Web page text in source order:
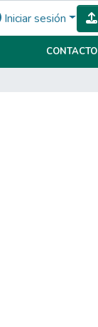
Iniciar sesión
CONTACTO